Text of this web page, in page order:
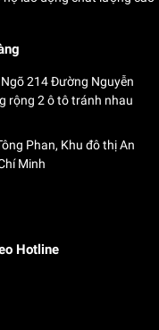
214 Đường Nguyễn
rộng 2 ô tô tránh nhau
Phan, Khu đô thị An
Minh
Hotline